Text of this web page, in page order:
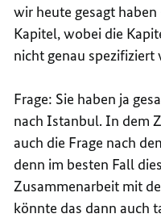
wir heute gesagt
Kapitel, wobei die
nicht genau spezifiziert
Frage: Sie haben ja
nach Istanbul. In dem
auch die Frage nach
denn im besten Fall
Zusammenarbeit mit
könnte das dann auch